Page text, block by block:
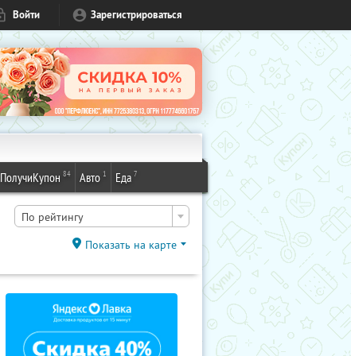
Войти Зарегистрироваться
ПолучиКупон 84 Авто 1 Еда 7
По рейтингу
Показать на карте